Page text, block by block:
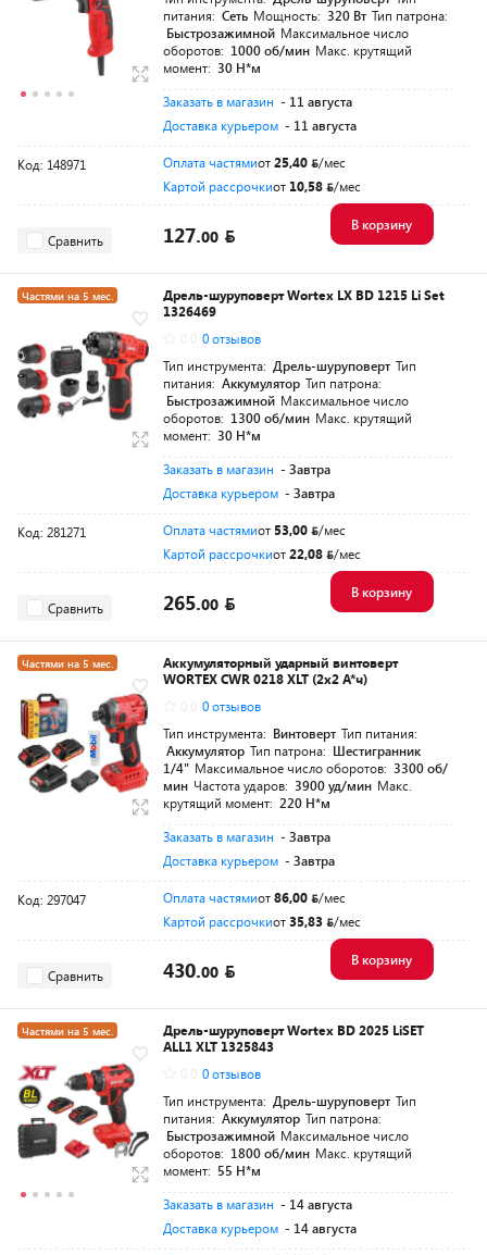
питания: Сеть Мощность: 320 Вт Тип патрона:
Быстрозажимной Максимальное число
оборотов: 1000 об/мин Макс. крутящий
момент: 30 Н*м
Заказать в магазин - 11 августа
Доставка курьером - 11 августа
Код: 148971 Оплата частямиот25,40
/мес
Картой рассрочкиот 10,58 /мес
Сравнить 127.00
В корзину
Частями на 5 мес.
Дрель-шуруповерт Wortex LX BD 1215 Li Set
1326469
0 отзывов
Тип инструмента: Дрель-шуруповерт Тип
питания: Аккумулятор Тип патрона:
Быстрозажимной Максимальное число
оборотов: 1300 об/мин Макс. крутящий
момент: 30 Н*м
Заказать в магазин - Завтра
Доставка курьером - Завтра
Код: 281271 Оплата частямиот 53,00
/мес
Картой рассрочкиот22,08 /мес
Сравнить 265.00
В корзину
Частями на 5 мес.
Разумная цена
Аккумуляторный ударный винтоверт
WORTEX CWR 0218 XLT (2x2 А*ч)
0 отзывов
Тип инструмента: Винтоверт Тип питания:
Аккумулятор Тип патрона: Шестигранник
1/4" Максимальное число оборотов: 3300 об/
мин Частота ударов: 3900 уд/мин Макс.
крутящий момент: 220 Н*м
Заказать в магазин - Завтра
Доставка курьером - Завтра
Код: 297047 Оплата частямиот86,00
/мес
Картой рассрочкиот35,83 /мес
Сравнить 430.00
В корзину
Частями на 5 мес.
Дрель-шуруповерт Wortex BD 2025 LiSET
ALL1 XLT 1325843
0 отзывов
Тип инструмента: Дрель-шуруповерт Тип
питания: Аккумулятор Тип патрона:
Быстрозажимной Максимальное число
оборотов: 1800 об/мин Макс. крутящий
момент: 55 Н*м
Заказать в магазин - 14 августа
Доставка курьером - 14 августа